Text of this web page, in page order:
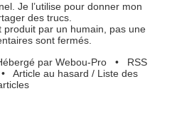
Je l’utilise pour donner mon
des trucs.
produit par un humain, pas une
sont fermés.
par Webou-Pro• RSS
Article au hasard / Liste des